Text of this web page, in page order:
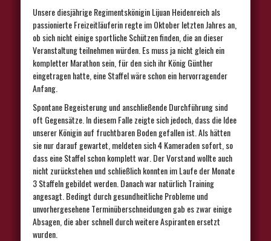
Unsere diesjährige Regimentskönigin Lijuan Heidenreich als
passionierte Freizeitläuferin regte im Oktober letzten Jahres an,
ob sich nicht einige sportliche Schützen finden, die an dieser
Veranstaltung teilnehmen würden. Es muss ja nicht gleich ein
kompletter Marathon sein, für den sich ihr König Günther
eingetragen hatte, eine Staffel wäre schon ein hervorragender
Anfang.
Spontane Begeisterung und anschließende Durchführung sind
oft Gegensätze. In diesem Falle zeigte sich jedoch, dass die Idee
unserer Königin auf fruchtbaren Boden gefallen ist. Als hätten
sie nur darauf gewartet, meldeten sich 4 Kameraden sofort, so
dass eine Staffel schon komplett war. Der Vorstand wollte auch
nicht zurückstehen und schließlich konnten im Laufe der Monate
3 Staffeln gebildet werden. Danach war natürlich Training
angesagt. Bedingt durch gesundheitliche Probleme und
unvorhergesehene Terminüberschneidungen gab es zwar einige
Absagen, die aber schnell durch weitere Aspiranten ersetzt
wurden.